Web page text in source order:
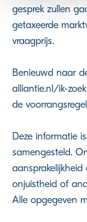
gesprek zullen
getaxeerde
vraagprijs.
Benieuwd naar
alliantie.nl/ik-
de
Deze informatie
samengesteld.
onjuistheid of
Alle opgegeven